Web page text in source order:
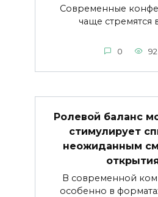
Современные
чаще стремятся
0 92
Ролевой баланс
стимулирует
неожиданным
В современной
особенно в